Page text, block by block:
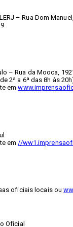
– Rua Dom
– Rua da Mooca,
2ª a 6ª das 8h às
em
em //
oficiais locais ou
Oficial